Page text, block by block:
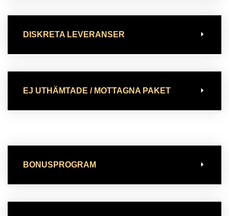
DISKRETA LEVERANSER
EJ UTHÄMTADE / MOTTAGNA PAKET
BONUSPROGRAM